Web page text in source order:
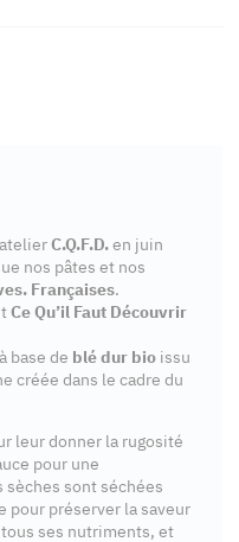
C.Q.F.D.en juin
nos pâtes et nos
Françaises.
Ce Qu’il Faut Découvrir
base de blé dur bio issu
créée dans le cadre du
leur donner la rugosité
pour une
sèches sont séchées
pour préserver la saveur
ses nutriments, et